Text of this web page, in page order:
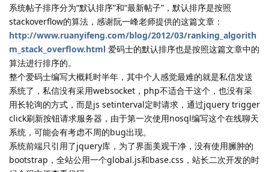
系统帖子排序分为“默认排序”和“最新帖子”，默认排序是按照
stackoverflow的算法，感谢阮一峰老师提供的这篇文章：
http://www.ruanyifeng.com/blog/2012/03/ranking_algorith
m_stack_overflow.html 爱码士的默认排序也是按照这篇文章中的
算法进行排序的。
整个爱码士编写大概耗时半年，其中个人感觉最难的就是私信发送
系统了，私信没有采用websocket，php不适合干这个，也没有采
用长轮询的方式，而是js setinterval定时请求，通过jquery trigger
click刷新按钮请求服务器，由于第一次使用nosql编写这个在线聊天
系统，可能会有考虑不周的bug出现。
系统前端只引用了jquery库，为了界面美观干净，没有使用臃肿的
bootstrap，全站公用一个global.js和base.css，站长二次开发的时